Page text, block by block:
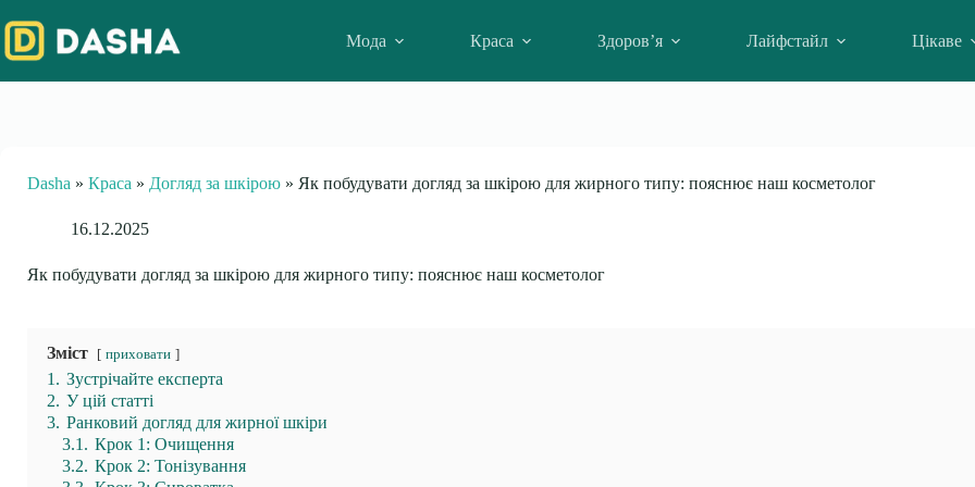
to
content
Мода Краса Здоров’я Лайфстайл Цікаве
Dasha » Краса » Догляд за шкірою » Як побудувати догляд за шкірою для жирного типу: пояснює наш косметолог
16.12.2025
Як побудувати догляд за шкірою для жирного типу: пояснює наш косметолог
Зміст приховати
1. Зустрічайте експерта
2. У цій статті
3. Ранковий догляд для жирної шкіри
3.1. Крок 1: Очищення
3.2. Крок 2: Тонізування